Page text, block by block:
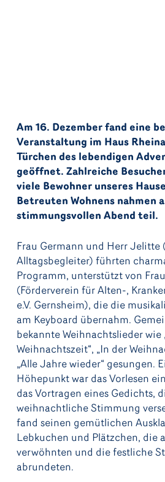
Am 16. Dezember fand eine
Veranstaltung im Haus
Türchen des lebendigen
geöffnet. Zahlreiche
viele Bewohner unseres
Betreuten Wohnens nahmen
stimmungsvollen Abend teil.
Frau Germann und Herr Jelitte
Alltagsbegleiter) führten
Programm, unterstützt von
(Förderverein für Alten-,
e.V. Gernsheim), die die
am Keyboard übernahm.
bekannte Weihnachtslieder wie
Weihnachtszeit“, „In der
„Alle Jahre wieder“ gesungen.
Höhepunkt war das Vorlesen
das Vortragen eines Gedichts,
weihnachtliche Stimmung
fand seinen gemütlichen
Lebkuchen und Plätzchen, die
verwöhnten und die festliche
abrundeten.